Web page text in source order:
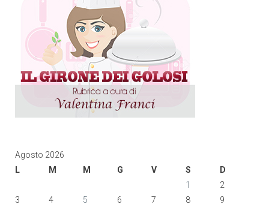
Agosto 2026
L
M M G V S
D
1
2
3
4 5 6 7 8
9